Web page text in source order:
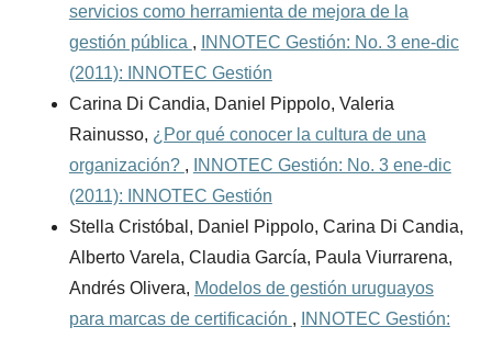
servicios como herramienta de mejora de la
gestión pública ,
INNOTEC Gestión: No. 3 ene-dic
(2011): INNOTEC Gestión
Carina Di Candia, Daniel Pippolo, Valeria
Rainusso, ¿Por qué conocer la cultura de una
organización? ,
INNOTEC Gestión: No. 3 ene-dic
(2011): INNOTEC Gestión
Stella Cristóbal, Daniel Pippolo, Carina Di Candia,
Alberto Varela, Claudia García, Paula Viurrarena,
Andrés Olivera, Modelos de gestión uruguayos
para marcas de certificación ,
INNOTEC Gestión: